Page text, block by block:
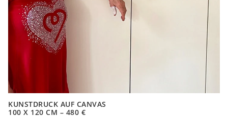
KUNSTDRUCK AUF CANVAS
100 X 120 CM – 480 €